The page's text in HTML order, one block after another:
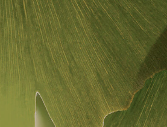
& DIAGNOSTIK